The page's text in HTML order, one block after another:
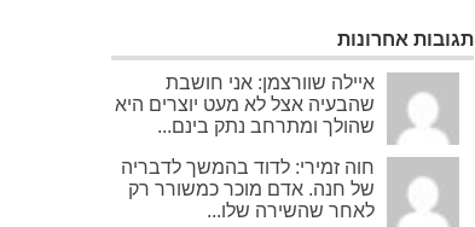
תגובות אחרונות
איילה שוורצמן: אני חושבת
שהבעיה אצל לא מעט יוצרים היא
שהולך ומתרחב נתק בינם...
חוה זמירי: לדוד בהמשך לדבריה
של חנה. אדם מוכר כמשורר רק
לאחר שהשירה שלו...